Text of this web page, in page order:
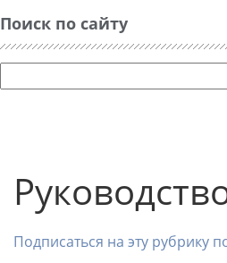
Поиск по сайту
Подписаться на эту рубрику